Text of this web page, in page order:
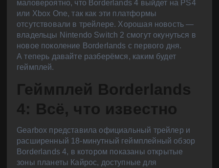
маловероятно, что Borderlands 4 выйдет на PS4
или Xbox One, так как эти платформы
отсутствовали в трейлере. Хорошая новость —
владельцы Nintendo Switch 2 смогут окунуться в
новое поколение Borderlands с первого дня.
А теперь давайте разберёмся, каким будет
геймплей.
Геймплей Borderlands
4: Всё, что известно
Gearbox представила официальный трейлер и
расширенный 18-минутный геймплейный обзор
Borderlands 4, в котором показаны открытые
зоны планеты Кайрос, доступные для